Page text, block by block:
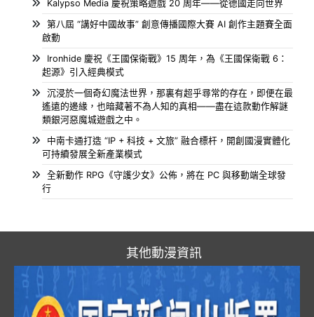
Kalypso Media 慶祝策略遊戲 20 周年——從德國走向世界
第八屆 “講好中國故事” 創意傳播國際大賽 AI 創作主題賽全面
啟動
Ironhide 慶祝《王國保衛戰》15 周年，為《王國保衛戰 6：
起源》引入經典模式
沉浸於一個奇幻魔法世界，那裏有超乎尋常的存在，即便在最
遙遠的邊緣，也暗藏著不為人知的真相——盡在這款動作解謎
類銀河惡魔城遊戲之中。
中南卡通打造 “IP + 科技 + 文旅” 融合標杆，開創國漫實體化
可持續發展全新產業模式
全新動作 RPG《守護少女》公佈，將在 PC 與移動端全球發
行
其他動漫資訊